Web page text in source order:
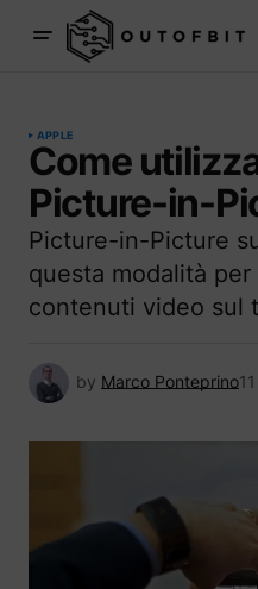
APPLE
Come
Picture-in-
Picture-in-Picture
questa modalità
contenuti video sul
by Marco Ponteprino